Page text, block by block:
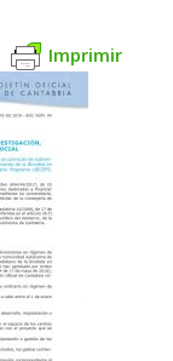
Imprimir